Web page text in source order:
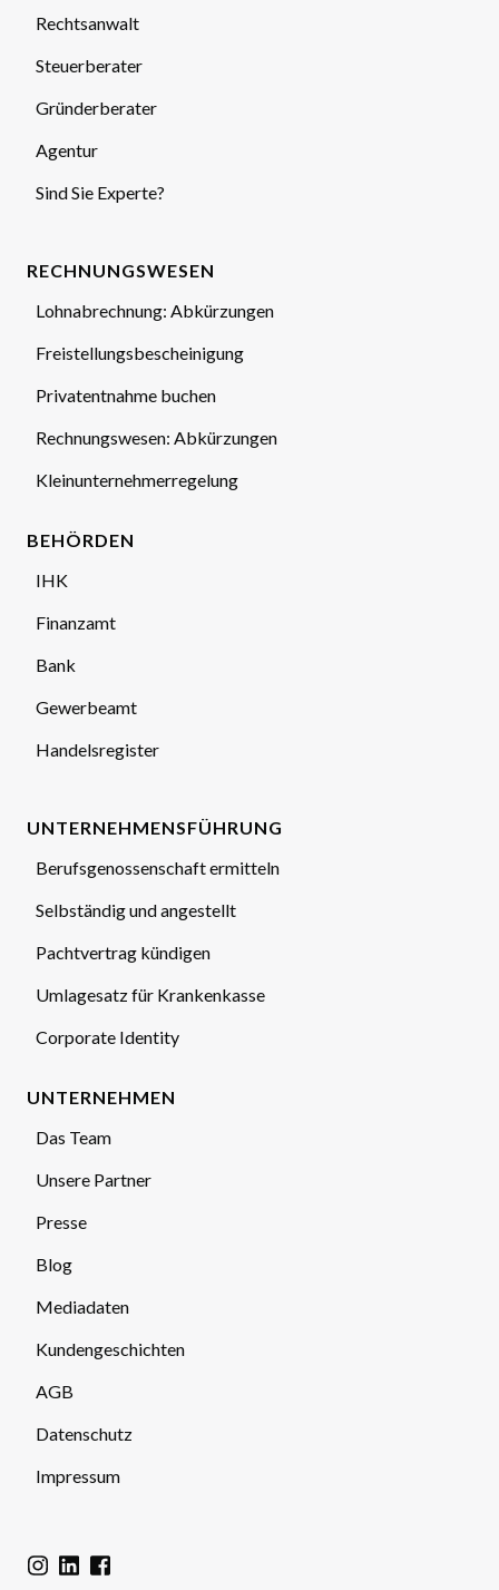
Rechtsanwalt
Steuerberater
Gründerberater
Agentur
Sind Sie Experte?
RECHNUNGSWESEN
Lohnabrechnung: Abkürzungen
Freistellungsbescheinigung
Privatentnahme buchen
Rechnungswesen: Abkürzungen
Kleinunternehmerregelung
BEHÖRDEN
IHK
Finanzamt
Bank
Gewerbeamt
Handelsregister
UNTERNEHMENSFÜHRUNG
Berufsgenossenschaft ermitteln
Selbständig und angestellt
Pachtvertrag kündigen
Umlagesatz für Krankenkasse
Corporate Identity
UNTERNEHMEN
Das Team
Unsere Partner
Presse
Blog
Mediadaten
Kundengeschichten
AGB
Datenschutz
Impressum